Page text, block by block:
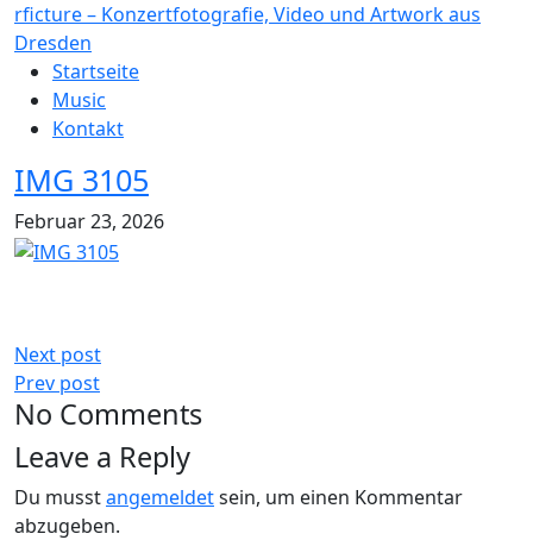
rficture – Konzertfotografie, Video und Artwork aus
Dresden
Startseite
Music
Kontakt
IMG 3105
Februar 23, 2026
Next post
Prev post
No Comments
Leave a Reply
Du musstangemeldetsein, um einen Kommentar
abzugeben.